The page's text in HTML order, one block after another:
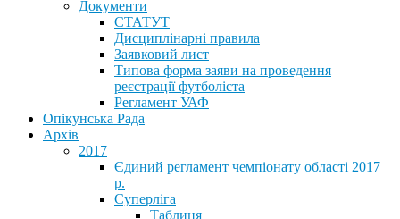
Документи
СТАТУТ
Дисциплінарні правила
Заявковий лист
Типова форма заяви на проведення
реєстрації футболіста
Регламент УАФ
Опікунська Рада
Архів
2017
Єдиний регламент чемпіонату області 2017
р.
Суперліга
Таблиця